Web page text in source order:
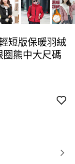
短版保暖羽絨
熊中大尺碼